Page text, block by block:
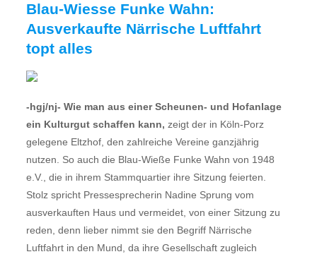
Blau-Wiesse Funke Wahn:
Ausverkaufte Närrische Luftfahrt
topt alles
-hgj/nj- Wie man aus einer Scheunen- und Hofanlage
ein Kulturgut schaffen kann, zeigt der in Köln-Porz
gelegene Eltzhof, den zahlreiche Vereine ganzjährig
nutzen. So auch die Blau-Wieße Funke Wahn von 1948
e.V., die in ihrem Stammquartier ihre Sitzung feierten.
Stolz spricht Pressesprecherin Nadine Sprung vom
ausverkauften Haus und vermeidet, von einer Sitzung zu
reden, denn lieber nimmt sie den Begriff Närrische
Luftfahrt in den Mund, da ihre Gesellschaft zugleich